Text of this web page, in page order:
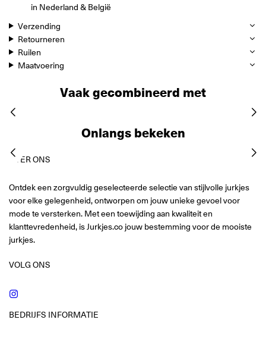
in Nederland & België
Verzending
Retourneren
Ruilen
Maatvoering
Vaak gecombineerd met
Onlangs bekeken
OVER ONS
Ontdek een zorgvuldig geselecteerde selectie van stijlvolle jurkjes
voor elke gelegenheid, ontworpen om jouw unieke gevoel voor
mode te versterken. Met een toewijding aan kwaliteit en
klanttevredenheid, is Jurkjes.co jouw bestemming voor de mooiste
jurkjes.
VOLG ONS
BEDRIJFS INFORMATIE